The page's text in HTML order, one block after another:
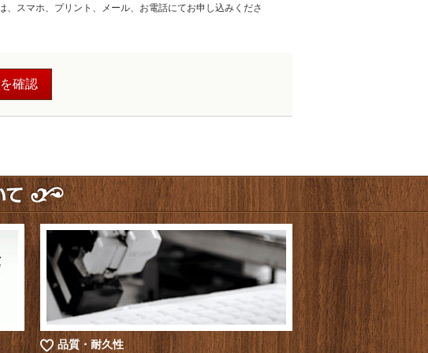
スマホ、プリント、メール、お電話にてお申し込みくださ
品質・耐久性